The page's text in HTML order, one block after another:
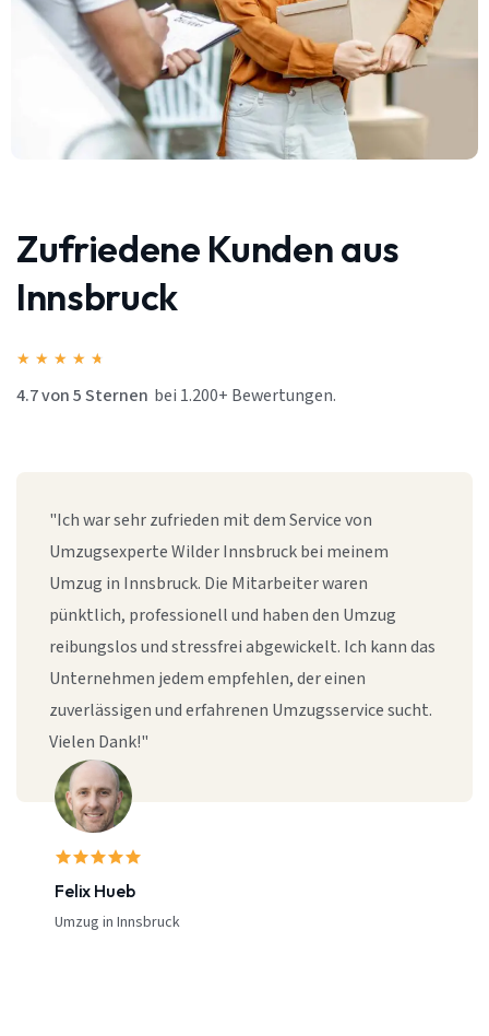
Zufriedene Kunden aus
Innsbruck
★ ★ ★ ★ ★
4.7 von 5 Sternen bei 1.200+ Bewertungen.
Felix Hueb
Umzug in Innsbruck
"Ich war sehr zufrieden mit dem Service von
Umzugsexperte Wilder Innsbruck bei meinem
Umzug in Innsbruck. Die Mitarbeiter waren
pünktlich, professionell und haben den Umzug
reibungslos und stressfrei abgewickelt. Ich kann das
Unternehmen jedem empfehlen, der einen
zuverlässigen und erfahrenen Umzugsservice sucht.
Vielen Dank!"